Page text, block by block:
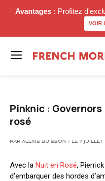
Avantages : Profitez
VOIR
Pinknic :
rosé
PAR ALEXIS BUISSON / LE 7 JUILLET
Avec la Nuit en Rosé,
d’embarquer des hordes